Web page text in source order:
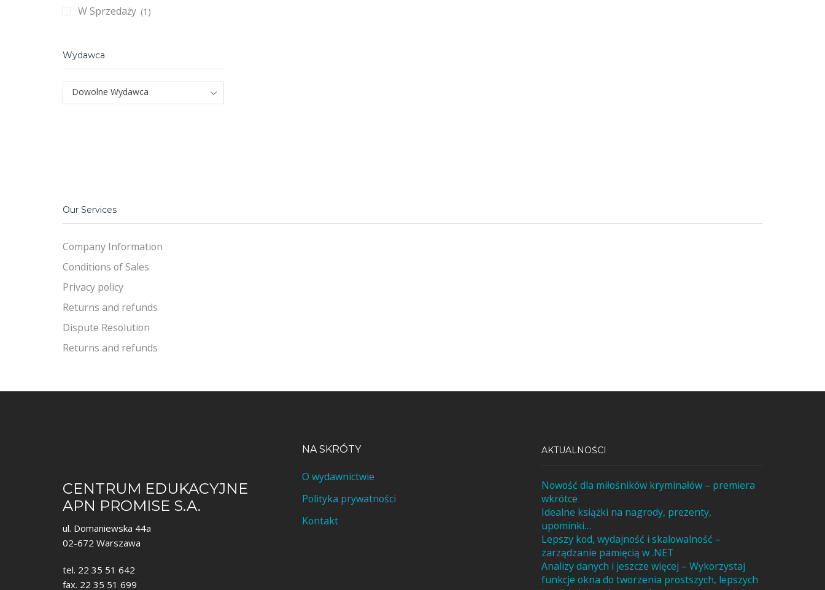
W Sprzedaży (1)
Wydawca
Dowolne Wydawca
Our Services
Company Information
Conditions of Sales
Privacy policy
Returns and refunds
Dispute Resolution
Returns and refunds
CENTRUM EDUKACYJNE
APN PROMISE S.A.
ul. Domaniewska 44a
02-672 Warszawa
tel. 22 35 51 642
fax. 22 35 51 699
NA SKRÓTY
O wydawnictwie
Polityka prywatności
Kontakt
AKTUALNOŚCI
Nowość dla miłośników kryminałów – premiera
wkrótce
Idealne książki na nagrody, prezenty,
upominki…
Lepszy kod, wydajność i skalowalność –
zarządzanie pamięcią w .NET
Analizy danych i jeszcze więcej – Wykorzystaj
funkcje okna do tworzenia prostszych, lepszych